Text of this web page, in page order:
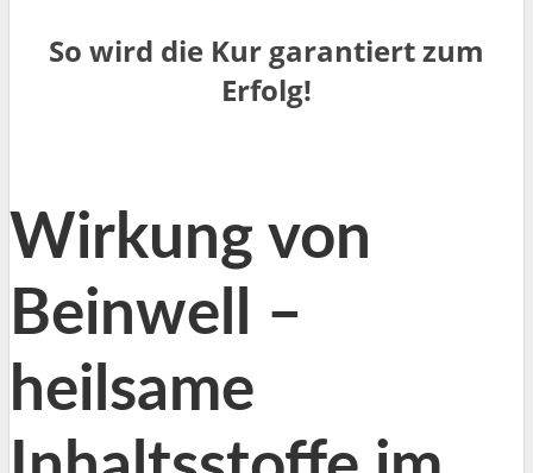
So wird die Kur garantiert zum
Erfolg!
Wirkung von
Beinwell –
heilsame